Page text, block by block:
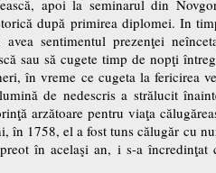
apoi la seminarul din
după primirea diplomei. In
avea sentimentul prezenţei
sau să cugete timp de nopţi
în vreme ce cugeta la fericirea
de nedescris a strălucit
arzătoare pentru viaţa
în 1758, el a fost tuns călugăr cu
în acelaşi an, i s-a încredinţat